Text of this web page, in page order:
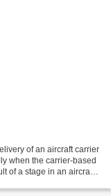
of an aircraft carrier
when the carrier-based
of a stage in an aircraft